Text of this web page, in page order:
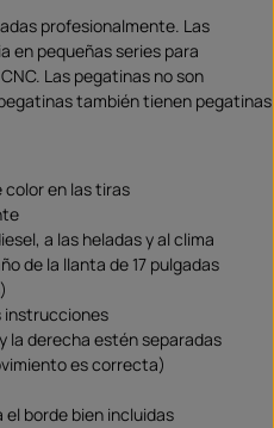
profesionalmente. Las
en pequeñas series para
Las pegatinas no son
también tienen pegatinas
color en las tiras
a las heladas y al clima
de la llanta de 17 pulgadas
instrucciones
la derecha estén separadas
es correcta)
borde bien incluidas